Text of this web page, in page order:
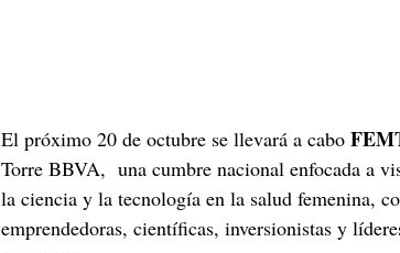
El próximo 20 de octubre se llevará a cabo
Torre BBVA,  una cumbre nacional enfocada a
la ciencia y la tecnología en la salud femenina,
emprendedoras, científicas, inversionistas y